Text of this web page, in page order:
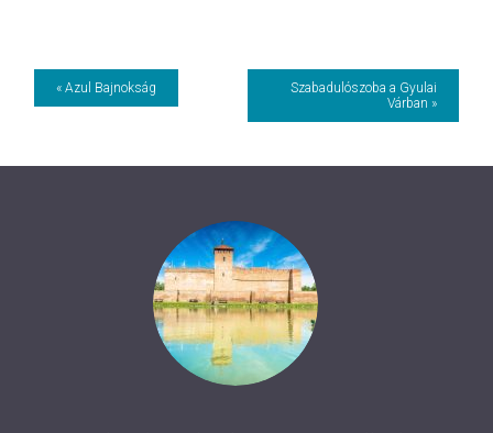
Event
Navigation
« Azul Bajnokság
Szabadulószoba a Gyulai
Várban »